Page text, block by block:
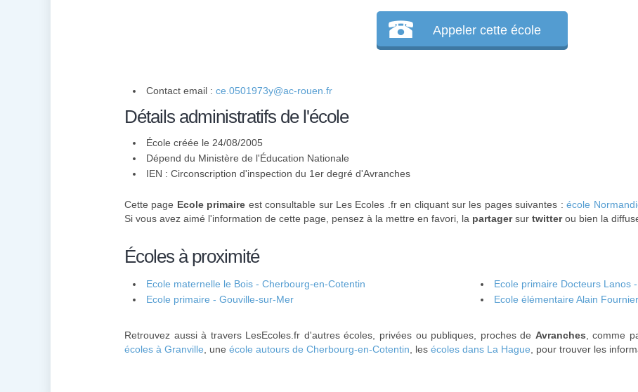
Appeler cette école
Contact email : ce.0501973y@ac-rouen.fr
Détails administratifs de l'école
École créée le 24/08/2005
Dépend du Ministère de l'Éducation Nationale
IEN : Circonscription d'inspection du 1er degré d'Avranches
Cette page Ecole primaire est consultable sur Les Ecoles .fr en cliquant sur les pages suivantes :école
Si vous avez aimé l'information de cette page, pensez à la mettre en favori, la partagersur twitterou bien la
Écoles à proximité
Ecole maternelle le Bois - Cherbourg-en-Cotentin
Ecole primaire Docteurs Lanos
Ecole primaire - Gouville-sur-Mer
Ecole élémentaire Alain
Retrouvez aussi à travers LesEcoles.fr d'autres écoles, privées ou publiques, proches de Avranches , comme
écoles à Granville , une école autours de Cherbourg-en-Cotentin , les écoles dans La Hague , pour trouver les